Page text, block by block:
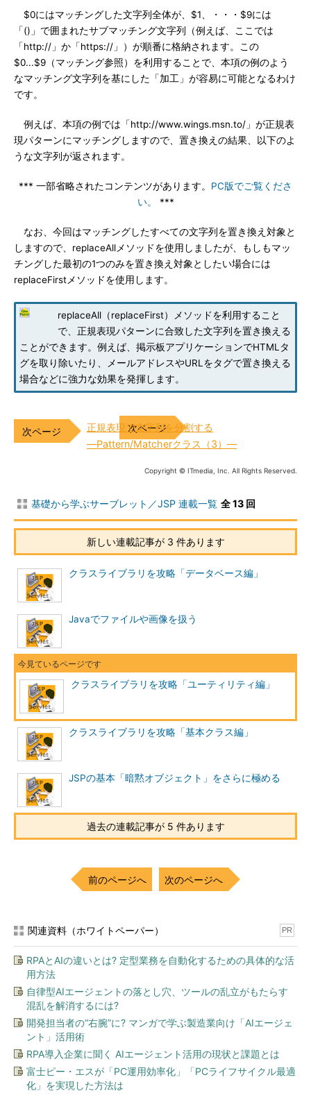
$0にはマッチングした文字列全体が、$1、・・・$9には
「()」で囲まれたサブマッチング文字列（例えば、ここでは
「http://」か「https://」）が順番に格納されます。この
$0...$9（マッチング参照）を利用することで、本項の例のよう
なマッチング文字列を基にした「加工」が容易に可能となるわけ
です。
例えば、本項の例では「http://www.wings.msn.to/」が正規表
現パターンにマッチングしますので、置き換えの結果、以下のよ
うな文字列が返されます。
*** 一部省略されたコンテンツがあります。 PC版でご覧くださ
い。
***
なお、今回はマッチングしたすべての文字列を置き換え対象と
しますので、replaceAllメソッドを使用しましたが、もしもマッ
チングした最初の1つのみを置き換え対象としたい場合には
replaceFirstメソッドを使用します。
replaceAll（replaceFirst）メソッドを利用すること
で、正規表現パターンに合致した文字列を置き換える
ことができます。例えば、掲示板アプリケーションでHTMLタ
グを取り除いたり、メールアドレスやURLをタグで置き換える
場合などに強力な効果を発揮します。
正規表現で文字列を分割する
―Pattern/Matcherクラス（3）―
Copyright © ITmedia, Inc. All Rights Reserved.
基礎から学ぶサーブレット／JSP 連載一覧 全 13 回
新しい連載記事が 3 件あります
クラスライブラリを攻略「データベース編」
Javaでファイルや画像を扱う
クラスライブラリを攻略「ユーティリティ編」
クラスライブラリを攻略「基本クラス編」
JSPの基本「暗黙オブジェクト」をさらに極める
過去の連載記事が 5 件あります
前のページへ 次のページへ
関連資料（ホワイトペーパー） PR
RPAとAIの違いとは? 定型業務を自動化するための具体的な活
用方法
自律型AIエージェントの落とし穴、ツールの乱立がもたらす
混乱を解消するには?
開発担当者の“右腕”に? マンガで学ぶ製造業向け「AIエージェ
ント」活用術
RPA導入企業に聞く AIエージェント活用の現状と課題とは
富士ピー・エスが「PC運用効率化」「PCライフサイクル最適
化」を実現した方法は